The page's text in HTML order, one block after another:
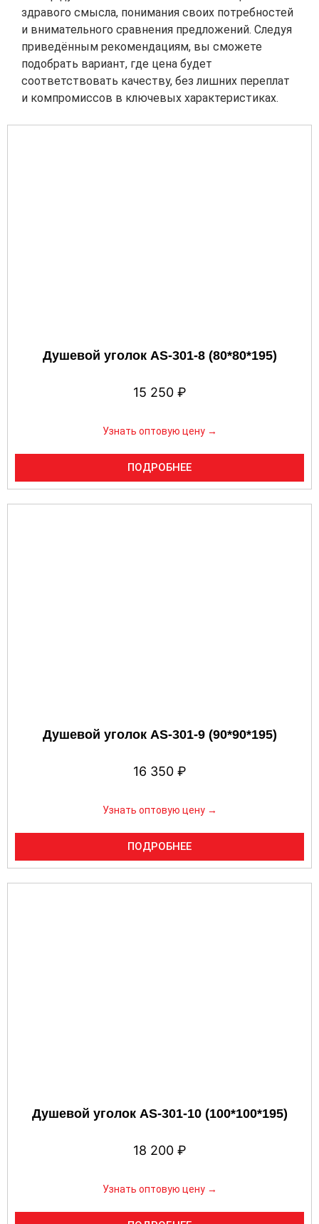
здравого смысла, понимания своих потребностей
и внимательного сравнения предложений. Следуя
приведённым рекомендациям, вы сможете
подобрать вариант, где цена будет
соответствовать качеству, без лишних переплат
и компромиссов в ключевых характеристиках.
Душевой уголок AS-301-8 (80*80*195)
15 250 ₽
Узнать оптовую цену →
ПОДРОБНЕЕ
Душевой уголок AS-301-9 (90*90*195)
16 350 ₽
Узнать оптовую цену →
ПОДРОБНЕЕ
Душевой уголок AS-301-10 (100*100*195)
18 200 ₽
Узнать оптовую цену →